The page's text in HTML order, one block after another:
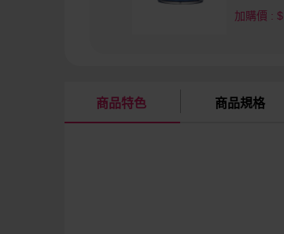
加購價 : $
商品特色 商品規格